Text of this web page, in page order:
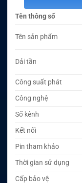
Tên thông số
Tên sản phẩm
Dải tần
Công suất phát
Công nghệ
Số kênh
Kết nối
Pin tham khảo
Thời gian sử dụng
Cấp bảo vệ